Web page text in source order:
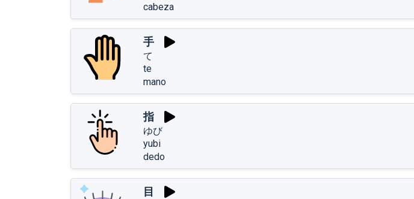
cabeza
手
て
te
mano
指
ゆび
yubi
dedo
目